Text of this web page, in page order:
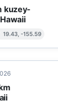
kuzey-
19.43, -155.59